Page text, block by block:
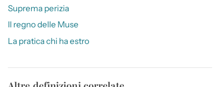
Suprema perizia
Il regno delle Muse
La pratica chi ha estro